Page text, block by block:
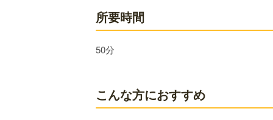
所要時間
50分
こんな方におすすめ